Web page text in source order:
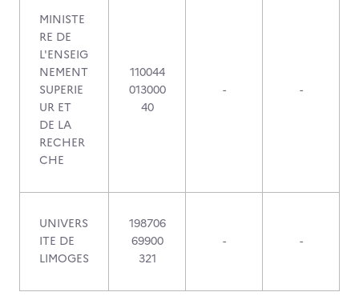
MINISTE
RE DE
L'ENSEIG
NEMENT
SUPERIE
UR ET
DE LA
RECHER
CHE
110044
013000
40
- -
UNIVERS
ITE DE
LIMOGES
198706
69900
321
- -